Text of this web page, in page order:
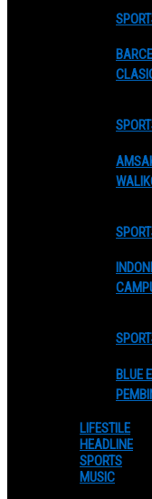
BLUE
LIFESTILE
HEADLINE
SPORTS
MUSIC